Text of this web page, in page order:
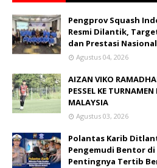
Pengprov Squash
Resmi Dilantik,
dan Prestasi Nasional
Agustus 04, 2026
AIZAN VIKO
PESSEL KE
MALAYSIA
Agustus 03, 2026
Polantas Karib
Pengemudi Bentor
Pentingnya Tertib